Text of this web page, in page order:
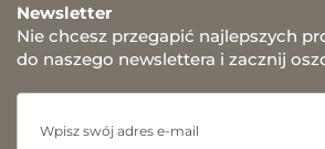
Newsletter
Nie chcesz przegapić najlepszych
do naszego newslettera i zacznij